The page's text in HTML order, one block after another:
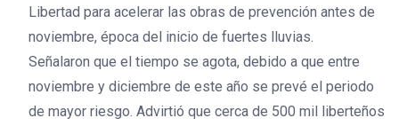
Libertad para acelerar las obras de prevención antes de
noviembre, época del inicio de fuertes lluvias.
Señalaron que el tiempo se agota, debido a que entre
noviembre y diciembre de este año se prevé el periodo
de mayor riesgo. Advirtió que cerca de 500 mil liberteños